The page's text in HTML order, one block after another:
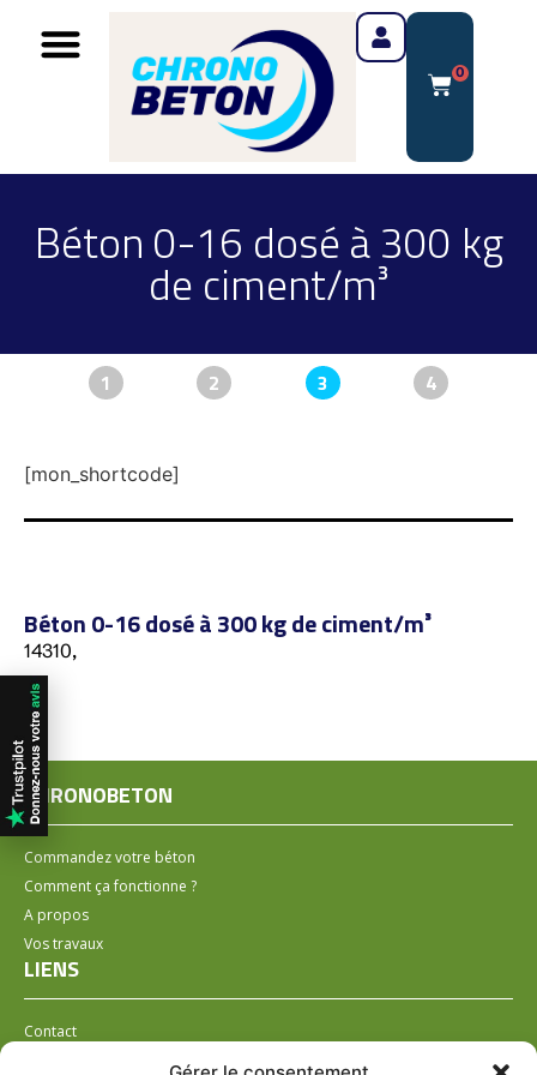
0
Béton 0-16 dosé à 300 kg
de ciment/m³
1 2 3 4
[mon_shortcode]
Béton 0-16 dosé à 300 kg de ciment/m³
14310,
CHRONOBETON
Commandez votre béton
Comment ça fonctionne ?
A propos
Vos travaux
LIENS
Contact